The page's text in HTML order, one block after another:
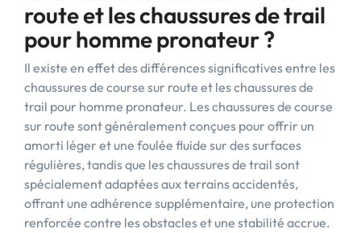
route et les chaussures de trail
pour homme pronateur ?
Il existe en effet des différences significatives entre les
chaussures de course sur route et les chaussures de
trail pour homme pronateur. Les chaussures de course
sur route sont généralement conçues pour offrir un
amorti léger et une foulée fluide sur des surfaces
régulières, tandis que les chaussures de trail sont
spécialement adaptées aux terrains accidentés,
offrant une adhérence supplémentaire, une protection
renforcée contre les obstacles et une stabilité accrue.